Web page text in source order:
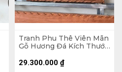
Tranh Phu Thê Viên Mãn
Gỗ Hương Đá Kích Thước
29.300.000 ₫